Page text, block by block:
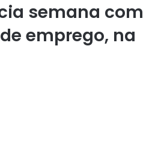
semana com
emprego, na